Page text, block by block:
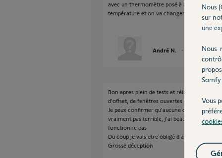
avec un thermomètre posé à l'opposé de
température et on va changer l'offset dans
André N. il y a plus de 4
Bon apres plein de tests et réinitialisations
d'offset, de fenêtres ouvertes et de temps
Je peux confirmer qu'aucune de mes
vraiment pas terrible, j'ai beau tout essayer
fonctionne pas
Du coup je vais etre obligé d'appeler un
Grosse déception
Nous
sur
une
Nous
Vous